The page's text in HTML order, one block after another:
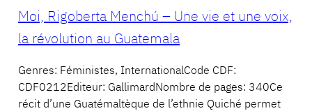
Moi, Rigoberta Menchú – Une vie et une voix,
la révolution au Guatemala
Genres: Féministes, InternationalCode CDF:
CDF0212Editeur: GallimardNombre de pages: 340Ce
récit d’une Guatémaltèque de l’ethnie Quiché permet